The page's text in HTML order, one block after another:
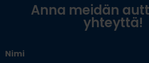
Anna meidän
yhteyttä!
Nimi